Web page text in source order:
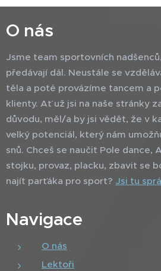
čtvrtek
15:45 - 16:45
O nás
Jsme team sportovních
předávají dál. Neustále se
těla a poté provázíme tancem a
klienty. Ať už jsi na naše stránky
důvodu, měl/a by jsi vědět, že v
velký potenciál, který nám
snů. Chceš se naučit Pole dance,
stojku, provaz, placku, zbavit se
najít parťáka pro sport? Jsi tu
Navigace
O nás
Lektoři